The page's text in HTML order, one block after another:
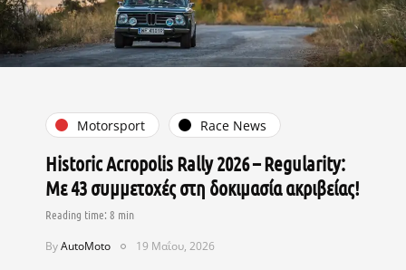
Motorsport Race News
Historic Acropolis Rally 2026 – Regularity:
Με 43 συμμετοχές στη δοκιμασία ακριβείας!
ByAutoMoto 19 Μαΐου, 2026